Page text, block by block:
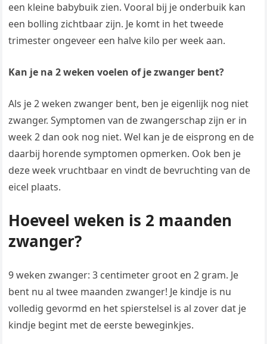
een kleine babybuik zien. Vooral bij je onderbuik kan
een bolling zichtbaar zijn. Je komt in het tweede
trimester ongeveer een halve kilo per week aan.
Kan je na 2 weken voelen of je zwanger bent?
Als je 2 weken zwanger bent, ben je eigenlijk nog niet
zwanger. Symptomen van de zwangerschap zijn er in
week 2 dan ook nog niet. Wel kan je de eisprong en de
daarbij horende symptomen opmerken. Ook ben je
deze week vruchtbaar en vindt de bevruchting van de
eicel plaats.
Hoeveel weken is 2 maanden
zwanger?
9 weken zwanger: 3 centimeter groot en 2 gram. Je
bent nu al twee maanden zwanger! Je kindje is nu
volledig gevormd en het spierstelsel is al zover dat je
kindje begint met de eerste beweginkjes.